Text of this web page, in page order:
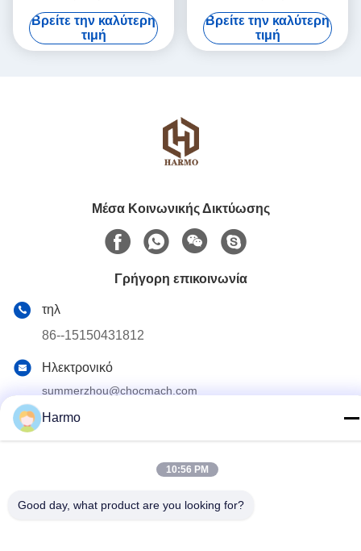
χωρητικότητας βουτύρου
κακάο
Βρείτε την καλύτερη
τιμή
Βρείτε την καλύτερη
τιμή
Μέσα Κοινωνικής Δικτύωσης
Γρήγορη επικοινωνία
τηλ
86--15150431812
Ηλεκτρονικό
summerzhou@chocmach.com
Διεύθυνση
5109# δρόμος Ανατολικής Λίμνης Τάι, Λινχού, περιοχή
Πολιτική απορρήτου|Sitemap
Harmo
10:56 PM
Good day, what product are you looking for?